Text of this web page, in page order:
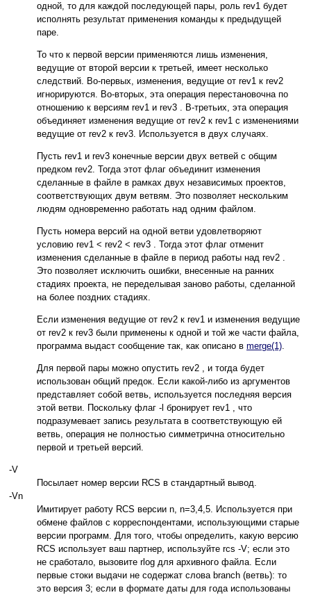
одной, то для каждой последующей пары, роль rev1 будет
исполнять результат применения команды к предыдущей
паре.
То что к первой версии применяются лишь изменения,
ведущие от второй версии к третьей, имеет несколько
следствий. Во-первых, изменения, ведущие от rev1 к rev2
игнорируются. Во-вторых, эта операция перестановочна по
отношению к версиям rev1 и rev3 . В-третьих, эта операция
объединяет изменения ведущие от rev2 к rev1 с изменениями
ведущие от rev2 к rev3. Используется в двух случаях.
Пусть rev1 и rev3 конечные версии двух ветвей с общим
предком rev2. Тогда этот флаг объединит изменения
сделанные в файле в рамках двух независимых проектов,
соответствующих двум ветвям. Это позволяет нескольким
людям одновременно работать над одним файлом.
Пусть номера версий на одной ветви удовлетворяют
условию rev1 < rev2 < rev3 . Тогда этот флаг отменит
изменения сделанные в файле в период работы над rev2 .
Это позволяет исключить ошибки, внесенные на ранних
стадиях проекта, не переделывая заново работы, сделанной
на более поздних стадиях.
Если изменения ведущие от rev2 к rev1 и изменения ведущие
от rev2 к rev3 были применены к одной и той же части файла,
программа выдаст сообщение так, как описано в merge(1).
Для первой пары можно опустить rev2 , и тогда будет
использован общий предок. Если какой-либо из аргументов
представляет собой ветвь, используется последняя версия
этой ветви. Поскольку флаг -l бронирует rev1 , что
подразумевает запись результата в соответствующую ей
ветвь, операция не полностью симметрична относительно
первой и третьей версий.
-V
Посылает номер версии RCS в стандартный вывод.
-Vn
Имитирует работу RCS версии n, n=3,4,5. Используется при
обмене файлов с корреспондентами, использующими старые
версии программ. Для того, чтобы определить, какую версию
RCS использует ваш партнер, используйте rcs -V; если это
не сработало, вызовите rlog для архивного файла. Если
первые стоки выдачи не содержат слова branch (ветвь): то
это версия 3; если в формате даты для года использованы